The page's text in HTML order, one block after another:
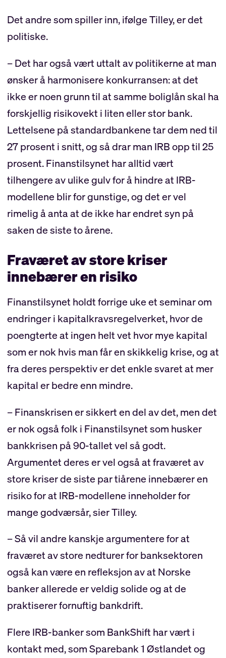
Det andre som spiller inn, ifølge Tilley, er det
politiske.
– Det har også vært uttalt av politikerne at man
ønsker å harmonisere konkurransen: at det
ikke er noen grunn til at samme boliglån skal ha
forskjellig risikovekt i liten eller stor bank.
Lettelsene på standardbankene tar dem ned til
27 prosent i snitt, og så drar man IRB opp til 25
prosent. Finanstilsynet har alltid vært
tilhengere av ulike gulv for å hindre at IRB-
modellene blir for gunstige, og det er vel
rimelig å anta at de ikke har endret syn på
saken de siste to årene.
Fraværet av store kriser
innebærer en risiko
Finanstilsynet holdt forrige uke et seminar om
endringer i kapitalkravsregelverket, hvor de
poengterte at ingen helt vet hvor mye kapital
som er nok hvis man får en skikkelig krise, og at
fra deres perspektiv er det enkle svaret at mer
kapital er bedre enn mindre.
– Finanskrisen er sikkert en del av det, men det
er nok også folk i Finanstilsynet som husker
bankkrisen på 90-tallet vel så godt.
Argumentet deres er vel også at fraværet av
store kriser de siste par tiårene innebærer en
risiko for at IRB-modellene inneholder for
mange godværsår, sier Tilley.
– Så vil andre kanskje argumentere for at
fraværet av store nedturer for banksektoren
også kan være en refleksjon av at Norske
banker allerede er veldig solide og at de
praktiserer fornuftig bankdrift.
Flere IRB-banker som BankShift har vært i
kontakt med, som Sparebank 1 Østlandet og